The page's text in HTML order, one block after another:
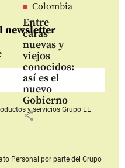
Colombia
Entre
caras
nuevas y
viejos
conocidos:
así es el
nuevo
Gobierno
share
newsletter
y serviciosGrupo EL
Personal por parte del Grupo